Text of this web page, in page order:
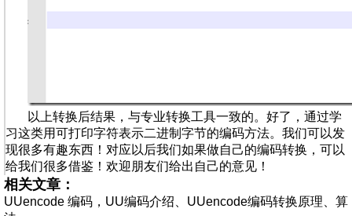
以上转换后结果，与专业转换工具一致的。好了，通过学
习这类用可打印字符表示二进制字节的编码方法。我们可以发
现很多有趣东西！对应以后我们如果做自己的编码转换，可以
给我们很多借鉴！欢迎朋友们给出自己的意见！
相关文章：
UUencode 编码，UU编码介绍、UUencode编码转换原理、算